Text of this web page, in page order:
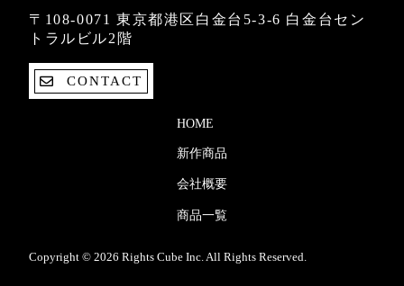
〒108-0071 東京都港区白金台5-3-6 白金台セン
トラルビル2階
CONTACT
HOME
新作商品
会社概要
商品一覧
Copyright © 2026 Rights Cube Inc. All Rights Reserved.